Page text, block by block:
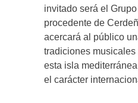
invitado será el Grupo
procedente de
acercará al público
tradiciones
esta isla
el carácter